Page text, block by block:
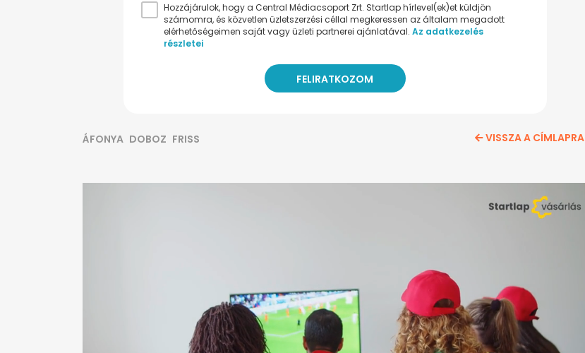
Hozzájárulok, hogy a Central Médiacsoport Zrt. Startlap hírlevel(ek)et küldjön
számomra, és közvetlen üzletszerzési céllal megkeressen az általam megadott
elérhetőségeimen saját vagy üzleti partnerei ajánlatával. Az adatkezelés
részletei
ÁFONYA DOBOZ FRISS VISSZA A CÍMLAPRA